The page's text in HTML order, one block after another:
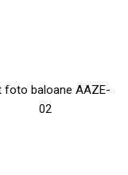
foto baloane AAZE-
02